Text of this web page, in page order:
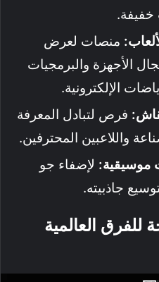
خفيفة.
منصات لعرض
الأجهزة والبرمجيات
الإلكترونية.
فرص لتبادل المعرفة
واللاعبين المحترفين.
موسيقية: لإضفاء جو
جاذبيته.
للفرق العالمية